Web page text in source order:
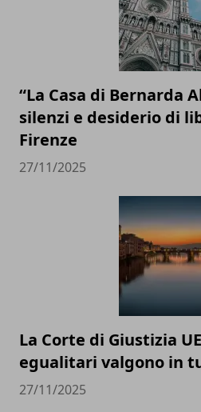
“La Casa di Bernarda
silenzi e desiderio di
Firenze
27/11/2025
La Corte di Giustizia
egualitari valgono in
27/11/2025